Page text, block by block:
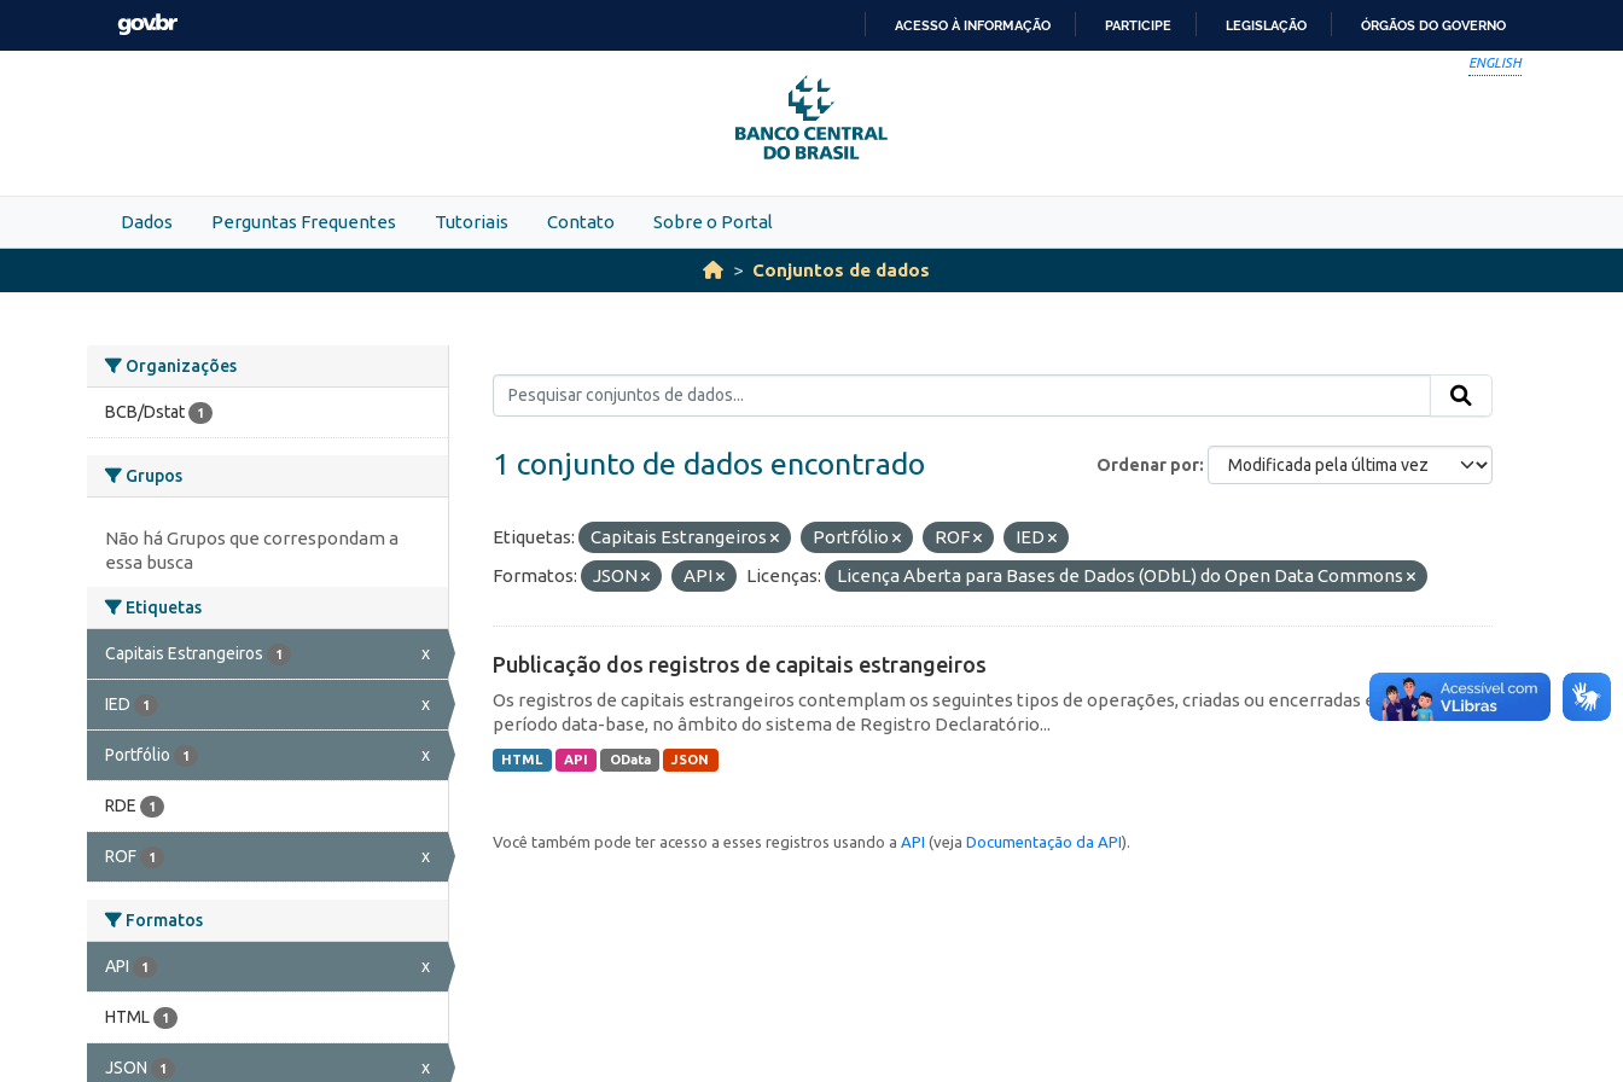
Skip to main content
PARA
O
CONTEÚDO
ACESSO À INFORMAÇÃO PARTICIPE LEGISLAÇÃO ÓRGÃOS DO GOVERNO
ENGLISH
Dados Perguntas Frequentes Tutoriais Contato Sobre o Portal
Conjuntos de dados
Organizações
BCB/Dstat 1
Grupos
Não há Grupos que correspondam a
essa busca
Etiquetas
Capitais Estrangeiros 1 x
IED 1 x
Portfólio 1 x
RDE 1
ROF 1 x
Formatos
API 1 x
HTML 1
JSON 1 x
Ordenar por
1 conjunto de dados encontrado
Etiquetas: Capitais Estrangeiros Portfólio ROF
IED
Formatos:
JSON API Licenças: Licença Aberta para Bases de Dados (ODbL) do Open Data Commons
Publicação dos registros de capitais estrangeiros
Os registros de capitais estrangeiros contemplam os seguintes tipos de operações, criadas ou encerradas em cada
período data-base, no âmbito do sistema de Registro Declaratório...
HTML API OData JSON
Você também pode ter acesso a esses registros usando a API (veja Documentação da API).